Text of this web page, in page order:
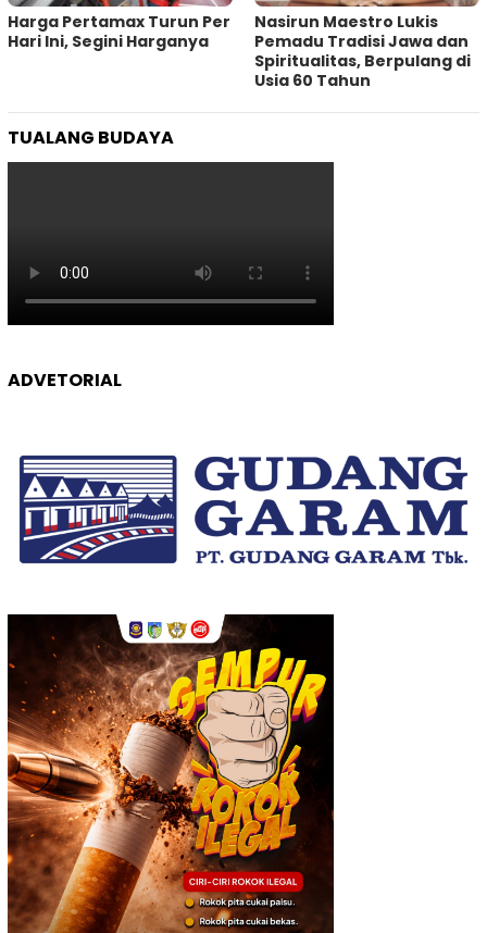
Harga Pertamax Turun Per
Hari Ini, Segini Harganya
‎Nasirun Maestro Lukis
Pemadu Tradisi Jawa dan
Spiritualitas, Berpulang di
Usia 60 Tahun
TUALANG BUDAYA
ADVETORIAL